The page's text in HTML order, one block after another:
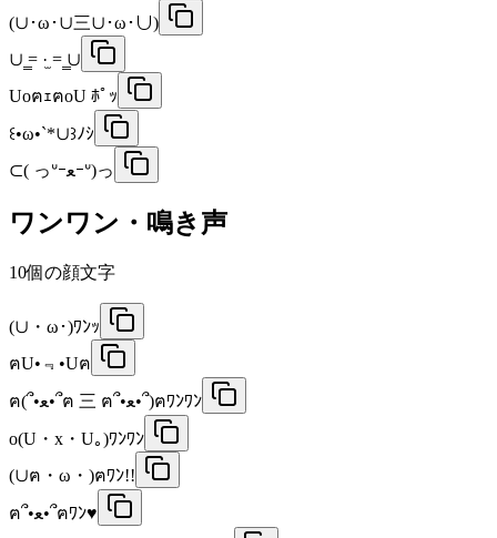
(∪･ω･∪三∪･ω･∪)
∪ ̳= ·̫ = ̳∪
UoฅｪฅoU ﾎﾟｯ
꒰•ω•`*∪꒱ﾉｼ
⊂( っᐡｰﻌｰᐡ)っ
ワンワン・鳴き声
10個の顔文字
(∪・ω･)ﾜﾝｯ
ฅU•﹃•Uฅ
ฅ(՞•ﻌ•՞ฅ 三 ฅ՞•ﻌ•՞)ฅﾜﾝﾜﾝ
o(U・x・U｡)ﾜﾝﾜﾝ
(∪ฅ・ω・)ฅﾜﾝ!!
ฅ՞•ﻌ•՞ฅﾜﾝ♥